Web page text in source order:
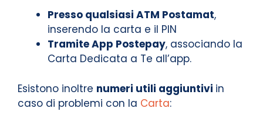
Presso qualsiasi ATM Postamat,
inserendo la carta e il PIN
Tramite App Postepay, associando la
Carta Dedicata a Te all’app.
Esistono inoltre numeri utili aggiuntivi in
caso di problemi con la Carta: